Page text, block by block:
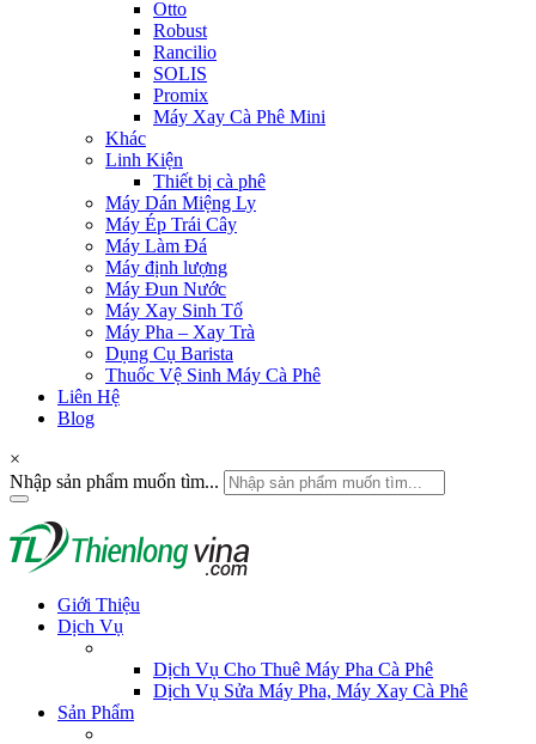
Otto
Robust
Rancilio
SOLIS
Promix
Máy Xay Cà Phê Mini
Khác
Linh Kiện
Thiết bị cà phê
Máy Dán Miệng Ly
Máy Ép Trái Cây
Máy Làm Đá
Máy định lượng
Máy Đun Nước
Máy Xay Sinh Tố
Máy Pha – Xay Trà
Dụng Cụ Barista
Thuốc Vệ Sinh Máy Cà Phê
Liên Hệ
Blog
×
Nhập sản phẩm muốn tìm...
Giới Thiệu
Dịch Vụ
Dịch Vụ Cho Thuê Máy Pha Cà Phê
Dịch Vụ Sửa Máy Pha, Máy Xay Cà Phê
Sản Phẩm